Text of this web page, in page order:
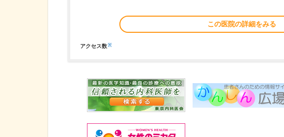
この医院の詳細をみる
アクセス数※